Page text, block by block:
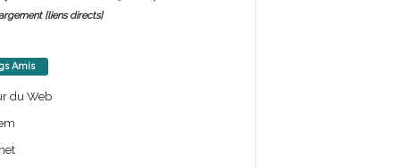
[liens directs]
Amis
du Web